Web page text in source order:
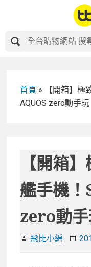
首頁 »
【開箱】極
AQUOS zero動手玩
【開箱
艦手機
zero動
飛比小編